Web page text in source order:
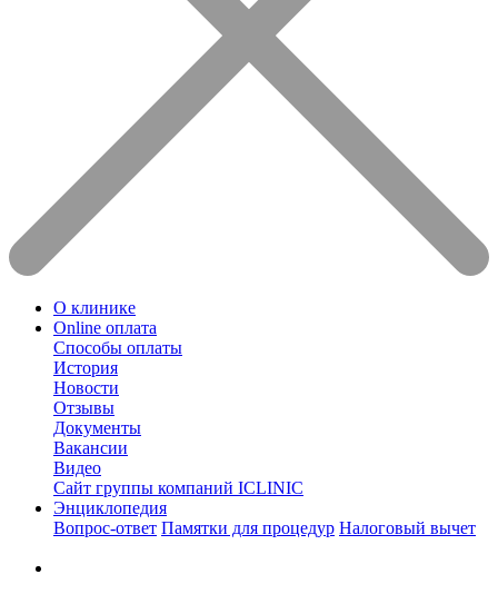
О клинике
Online оплата
Способы оплаты
История
Новости
Отзывы
Документы
Вакансии
Видео
Сайт группы компаний ICLINIC
Энциклопедия
Вопрос-ответ Памятки для процедур Налоговый вычет